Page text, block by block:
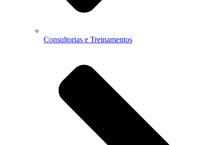
Consultorias e Treinamentos